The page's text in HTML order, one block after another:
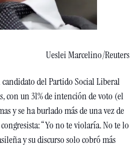
Ueslei Marcelino/Reuters
del Partido Social Liberal
con un 31% de intención de voto (el
y se ha burlado más de una vez de
“Yo no te violaría. No te lo
y su discurso solo cobró más